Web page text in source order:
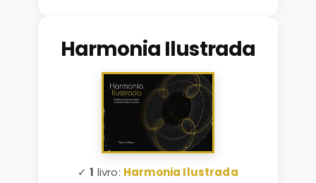
Harmonia Ilustrada
✓1 livro: Harmonia Ilustrada